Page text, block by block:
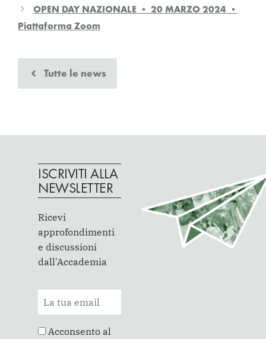
OPEN DAY NAZIONALE • 20 MARZO 2024 •
Piattaforma Zoom
Tutte le news
ISCRIVITI ALLA
NEWSLETTER
Ricevi
approfondimenti
e discussioni
dall'Accademia
Acconsento al